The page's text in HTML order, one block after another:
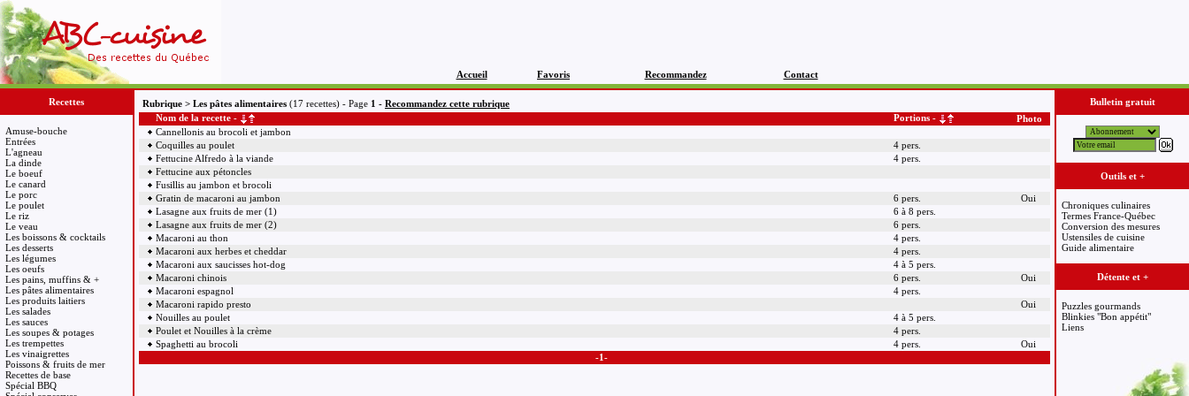
Accueil Favoris Recommandez Contact
Recettes
Amuse-bouche
Entrées
L'agneau
La dinde
Le boeuf
Le canard
Le porc
Le poulet
Le riz
Le veau
Les boissons & cocktails
Les desserts
Les légumes
Les oeufs
Les pains, muffins & +
Les pâtes alimentaires
Les produits laitiers
Les salades
Les sauces
Les soupes & potages
Les trempettes
Les vinaigrettes
Poissons & fruits de mer
Recettes de base
Spécial BBQ
Rubrique > Les pâtes alimentaires (17 recettes) - Page 1 - Recommandez cette rubrique
Nom de la recette -
Portions -
Photo
Cannellonis au brocoli et jambon
Coquilles au poulet
4 pers.
Fettucine Alfredo à la viande
4 pers.
Fettucine aux pétoncles
Fusillis au jambon et brocoli
Gratin de macaroni au jambon
6 pers.
Oui
Lasagne aux fruits de mer (1)
6 à 8 pers.
Lasagne aux fruits de mer (2)
6 pers.
Macaroni au thon
4 pers.
Macaroni aux herbes et cheddar
4 pers.
Macaroni aux saucisses hot-dog
4 à 5 pers.
Macaroni chinois
6 pers.
Oui
Macaroni espagnol
4 pers.
Macaroni rapido presto
Oui
Nouilles au poulet
4 à 5 pers.
Poulet et Nouilles à la crème
4 pers.
Spaghetti au brocoli
4 pers.
Oui
-1-
Bulletin gratuit
Outils et +
Chroniques culinaires
Termes France-Québec
Conversion des mesures
Ustensiles de cuisine
Guide alimentaire
Détente et +
Puzzles gourmands
Blinkies "Bon appétit"
Liens